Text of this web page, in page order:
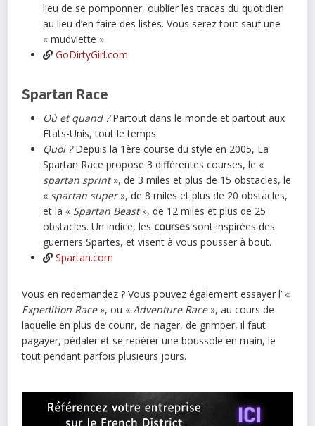
lieu de se pomponner, oublier les tracas du quotidien
au lieu d’en faire des listes. Vous serez tout sauf une
«mudviette ».
GoDirtyGirl.com
Spartan Race
Où et quand ?Partout dans le monde et partout aux
Etats-Unis, tout le temps.
Quoi ?Depuis la 1ère course du style en 2005, La
Spartan Race propose 3 différentes courses, le «
spartan sprint», de 3 miles et plus de 15 obstacles, le
« spartan super», de 8 miles et plus de 20 obstacles,
et la « Spartan Beast», de 12 miles et plus de 25
obstacles. Un indice, lescourses sont inspirées des
guerriers Spartes, et visent à vous pousser à bout.
Spartan.com
Vous en redemandez ? Vous pouvez également essayer l’ «
Expedition Race», ou « Adventure Race», au cours de
laquelle en plus de courir, de nager, de grimper, il faut
pagayer, pédaler et se repérer une boussole en main, le
tout pendant parfois plusieurs jours.